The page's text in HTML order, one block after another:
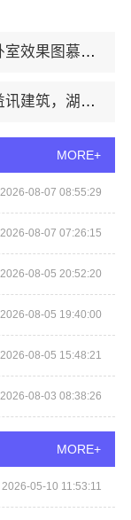
图慕新不锈钢
筑有限公司精准控价
MORE+
2026-08-07 08:55:29
2026-08-07 07:26:15
2026-08-05 20:52:20
2026-08-05 19:40:00
2026-08-05 15:48:21
2026-08-03 08:38:26
MORE+
2026-05-10 11:53:11